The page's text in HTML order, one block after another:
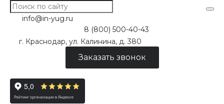
info@in-yug.ru
8 (800) 500-40-43
г. Краснодар, ул. Калинина, д. 380
Заказать звонок